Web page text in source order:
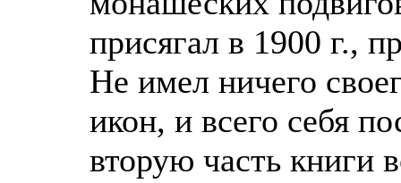
присягал в 1900 г.,
Не имел ничего
икон, и всего себя
вторую часть книги